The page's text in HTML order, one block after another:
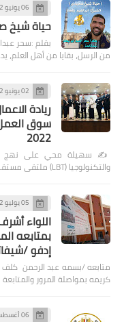
06 يونيو 2022
حياة شيخ
بقلم :سحر
من الرسل، بقايا من أهل
02 يونيو 2022
ريادة
سوق العمل
2022
والتكنولوجيا (LBT) ملتقى مستقبل سوق العمل (ملت…
05 يوليو 2022
اللواء
بمتابعه
إدفو /
متابعه /بسمه عبد الرحمن كلف
كريمه بمواصلة المرور والمتابعة
06 أغسطس 2022